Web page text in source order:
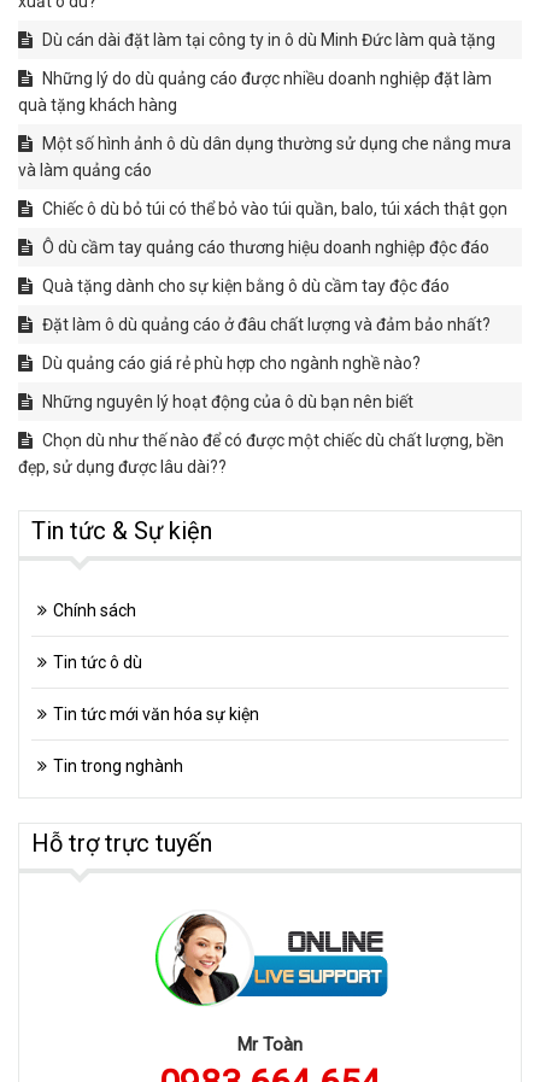
Dù cán dài đặt làm tại công ty in ô dù Minh Đức làm quà tặng
Những lý do dù quảng cáo được nhiều doanh nghiệp đặt làm
quà tặng khách hàng
Một số hình ảnh ô dù dân dụng thường sử dụng che nắng mưa
và làm quảng cáo
Chiếc ô dù bỏ túi có thể bỏ vào túi quần, balo, túi xách thật gọn
Ô dù cầm tay quảng cáo thương hiệu doanh nghiệp độc đáo
Quà tặng dành cho sự kiện bằng ô dù cầm tay độc đáo
Đặt làm ô dù quảng cáo ở đâu chất lượng và đảm bảo nhất?
Dù quảng cáo giá rẻ phù hợp cho ngành nghề nào?
Những nguyên lý hoạt động của ô dù bạn nên biết
Chọn dù như thế nào để có được một chiếc dù chất lượng, bền
đẹp, sử dụng được lâu dài??
Tin tức & Sự kiện
Chính sách
Tin tức ô dù
Tin tức mới văn hóa sự kiện
Tin trong nghành
Hỗ trợ trực tuyến
Mr Toàn